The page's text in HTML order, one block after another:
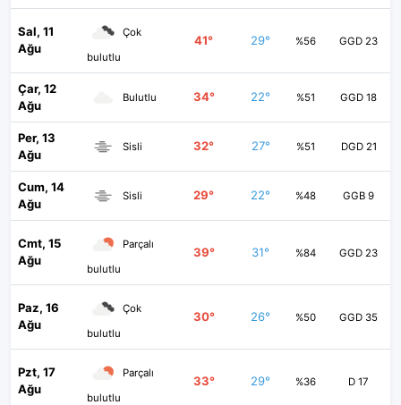
Sal, 11
Ağu
Çok
bulutlu
41° 29° %56 GGD 23
Çar, 12
Ağu
Bulutlu 34° 22° %51 GGD 18
Per, 13
Ağu
Sisli 32° 27° %51 DGD 21
Cum, 14
Ağu
Sisli 29° 22° %48 GGB 9
Cmt, 15
Ağu
Parçalı
bulutlu
39° 31° %84 GGD 23
Paz, 16
Ağu
Çok
bulutlu
30° 26° %50 GGD 35
Pzt, 17
Ağu
Parçalı
bulutlu
33° 29° %36 D 17